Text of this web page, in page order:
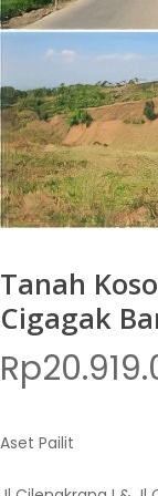
Tanah
Cigagak
Rp
Aset Pailit